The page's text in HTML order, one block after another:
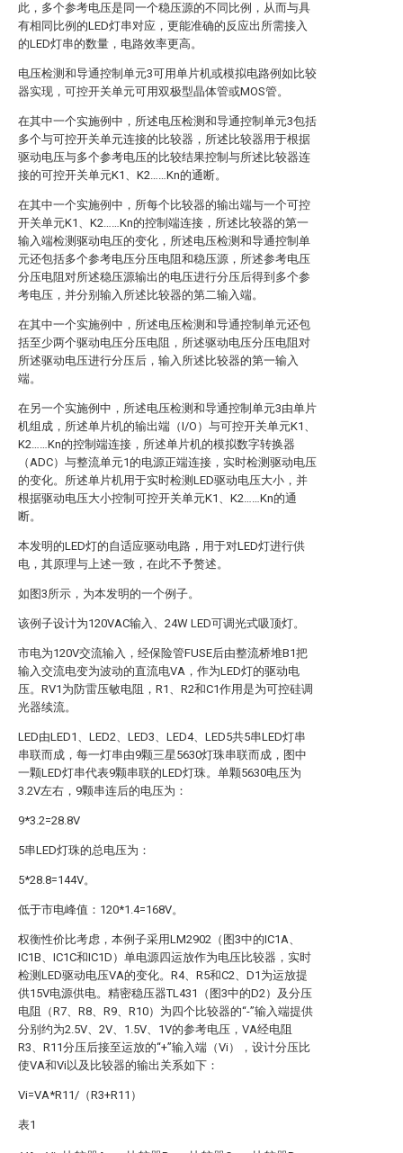
此，多个参考电压是同一个稳压源的不同比例，从而与具
有相同比例的LED灯串对应，更能准确的反应出所需接入
的LED灯串的数量，电路效率更高。
电压检测和导通控制单元3可用单片机或模拟电路例如比较
器实现，可控开关单元可用双极型晶体管或MOS管。
在其中一个实施例中，所述电压检测和导通控制单元3包括
多个与可控开关单元连接的比较器，所述比较器用于根据
驱动电压与多个参考电压的比较结果控制与所述比较器连
接的可控开关单元K1、K2……Kn的通断。
在其中一个实施例中，所每个比较器的输出端与一个可控
开关单元K1、K2……Kn的控制端连接，所述比较器的第一
输入端检测驱动电压的变化，所述电压检测和导通控制单
元还包括多个参考电压分压电阻和稳压源，所述参考电压
分压电阻对所述稳压源输出的电压进行分压后得到多个参
考电压，并分别输入所述比较器的第二输入端。
在其中一个实施例中，所述电压检测和导通控制单元还包
括至少两个驱动电压分压电阻，所述驱动电压分压电阻对
所述驱动电压进行分压后，输入所述比较器的第一输入
端。
在另一个实施例中，所述电压检测和导通控制单元3由单片
机组成，所述单片机的输出端（I/O）与可控开关单元K1、
K2……Kn的控制端连接，所述单片机的模拟数字转换器
（ADC）与整流单元1的电源正端连接，实时检测驱动电压
的变化。所述单片机用于实时检测LED驱动电压大小，并
根据驱动电压大小控制可控开关单元K1、K2……Kn的通
断。
本发明的LED灯的自适应驱动电路，用于对LED灯进行供
电，其原理与上述一致，在此不予赘述。
如图3所示，为本发明的一个例子。
该例子设计为120VAC输入、24W LED可调光式吸顶灯。
市电为120V交流输入，经保险管FUSE后由整流桥堆B1把
输入交流电变为波动的直流电VA，作为LED灯的驱动电
压。RV1为防雷压敏电阻，R1、R2和C1作用是为可控硅调
光器续流。
LED由LED1、LED2、LED3、LED4、LED5共5串LED灯串
串联而成，每一灯串由9颗三星5630灯珠串联而成，图中
一颗LED灯串代表9颗串联的LED灯珠。单颗5630电压为
3.2V左右，9颗串连后的电压为：
9*3.2=28.8V
5串LED灯珠的总电压为：
5*28.8=144V。
低于市电峰值：120*1.4=168V。
权衡性价比考虑，本例子采用LM2902（图3中的IC1A、
IC1B、IC1C和IC1D）单电源四运放作为电压比较器，实时
检测LED驱动电压VA的变化。R4、R5和C2、D1为运放提
供15V电源供电。精密稳压器TL431（图3中的D2）及分压
电阻（R7、R8、R9、R10）为四个比较器的“-”输入端提供
分别约为2.5V、2V、1.5V、1V的参考电压，VA经电阻
R3、R11分压后接至运放的“+”输入端（Vi），设计分压比
使VA和Vi以及比较器的输出关系如下：
Vi=VA*R11/（R3+R11）
表1